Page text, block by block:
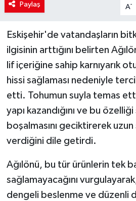
Paylaş A-
Eskişehir'de vatandaşların
ilgisinin arttığını belirten
lif içeriğine sahip karnıyarık
hissi sağlaması nedeniyle
etti. Tohumun suyla temas
yapı kazandığını ve bu
boşalmasını geciktirerek
verdiğini dile getirdi.
Ağılönü, bu tür ürünlerin tek
sağlamayacağını
dengeli beslenme ve düzenli